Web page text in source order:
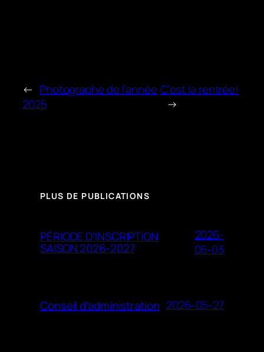
← Photographe de l’année
2025
C’est la rentrée!
→
PLUS DE PUBLICATIONS
PÉRIODE D’INSCRIPTION
SAISON 2026-2027
2026-
06-03
Conseil d’administration 2026-05-27